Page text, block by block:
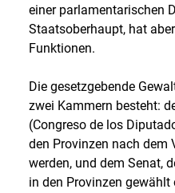
einer parlamentarischen
Staatsoberhaupt, hat
Funktionen.
Die gesetzgebende
zwei Kammern besteht:
(Congreso de los
den Provinzen nach dem
werden, und dem Senat,
in den Provinzen